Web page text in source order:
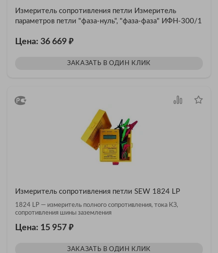
Измеритель сопротивления петли Измеритель
параметров петли "фаза-нуль", "фаза-фаза" ИФН-300/1
Цена: 36 669 ₽
ЗАКАЗАТЬ В ОДИН КЛИК
Измеритель сопротивления петли SEW 1824 LP
1824 LP — измеритель полного сопротивления, тока КЗ,
сопротивления шины заземления
Цена: 15 957 ₽
ЗАКАЗАТЬ В ОДИН КЛИК